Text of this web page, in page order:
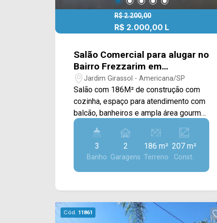
R$ 2.200,00
R$ 2.000,00 L
Salão Comercial para alugar no
Bairro Frezzarim em
Americana/SP.
Jardim Girassol - Americana/SP
Salão com 186M² de construção com
cozinha, espaço para atendimento com
balcão, banheiros e ampla área gourmet
externa coberta com churrasqueira. > 03
Banheiros. Com excelente localização
próxima a Av. Campos Salles, próximo a
supermercados, padarias, farmácias e
comércios em geral, ótimo para
corredor comercial. Entre em contato
com a equipe da Arbix Imóveis e
3
Banho
2
Garagens
186 m²
Terreno
207 m²
Const.
Cód. 11861